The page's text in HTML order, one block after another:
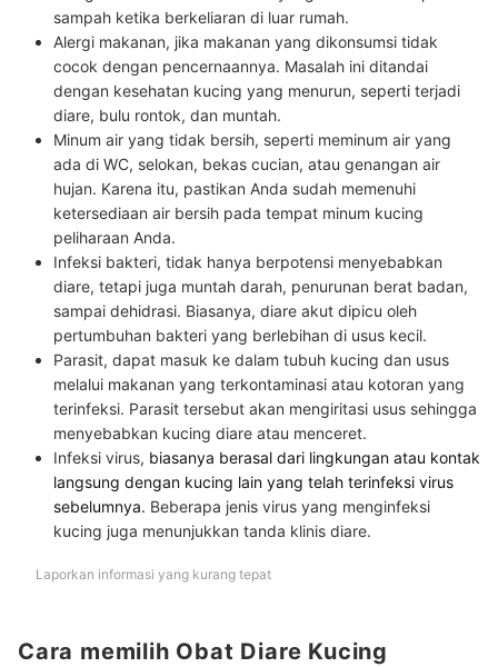
sampah ketika berkeliaran di luar rumah.
Alergi makanan, jika makanan yang dikonsumsi tidak
cocok dengan pencernaannya. Masalah ini ditandai
dengan kesehatan kucing yang menurun, seperti terjadi
diare, bulu rontok, dan muntah.
Minum air yang tidak bersih, seperti meminum air yang
ada di WC, selokan, bekas cucian, atau genangan air
hujan. Karena itu, pastikan Anda sudah memenuhi
ketersediaan air bersih pada tempat minum kucing
peliharaan Anda.
Infeksi bakteri, tidak hanya berpotensi menyebabkan
diare, tetapi juga muntah darah, penurunan berat badan,
sampai dehidrasi. Biasanya, diare akut dipicu oleh
pertumbuhan bakteri yang berlebihan di usus kecil.
Parasit, dapat masuk ke dalam tubuh kucing dan usus
melalui makanan yang terkontaminasi atau kotoran yang
terinfeksi. Parasit tersebut akan mengiritasi usus sehingga
menyebabkan kucing diare atau menceret.
Infeksi virus, biasanya berasal dari lingkungan atau kontak
langsung dengan kucing lain yang telah terinfeksi virus
sebelumnya. Beberapa jenis virus yang menginfeksi
kucing juga menunjukkan tanda klinis diare.
Laporkan informasi yang kurang tepat
Cara memilih Obat Diare Kucing